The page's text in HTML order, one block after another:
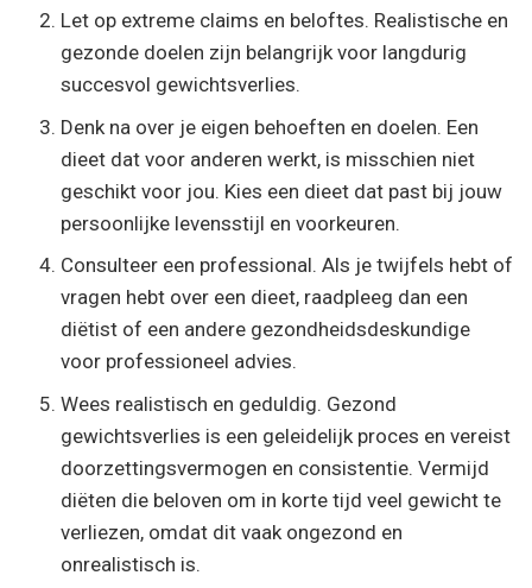
Let op extreme claims en beloftes. Realistische en
gezonde doelen zijn belangrijk voor langdurig
succesvol gewichtsverlies.
Denk na over je eigen behoeften en doelen. Een
dieet dat voor anderen werkt, is misschien niet
geschikt voor jou. Kies een dieet dat past bij jouw
persoonlijke levensstijl en voorkeuren.
Consulteer een professional. Als je twijfels hebt of
vragen hebt over een dieet, raadpleeg dan een
diëtist of een andere gezondheidsdeskundige
voor professioneel advies.
Wees realistisch en geduldig. Gezond
gewichtsverlies is een geleidelijk proces en vereist
doorzettingsvermogen en consistentie. Vermijd
diëten die beloven om in korte tijd veel gewicht te
verliezen, omdat dit vaak ongezond en
onrealistisch is.